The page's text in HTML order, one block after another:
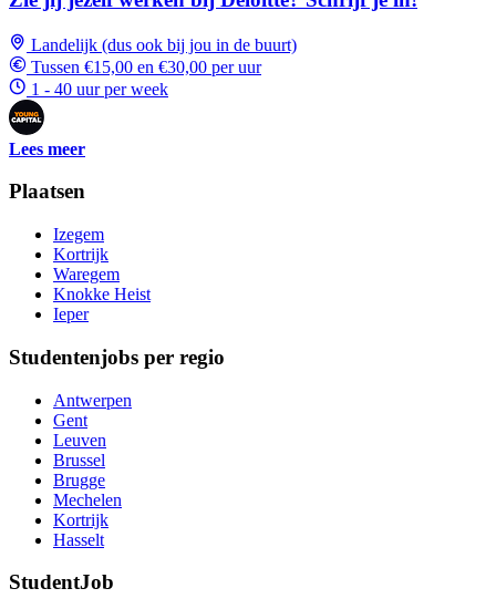
Landelijk (dus ook bij jou in de buurt)
Tussen €15,00 en €30,00 per uur
1 - 40 uur per week
Lees meer
Plaatsen
Izegem
Kortrijk
Waregem
Knokke Heist
Ieper
Studentenjobs per regio
Antwerpen
Gent
Leuven
Brussel
Brugge
Mechelen
Kortrijk
Hasselt
StudentJob